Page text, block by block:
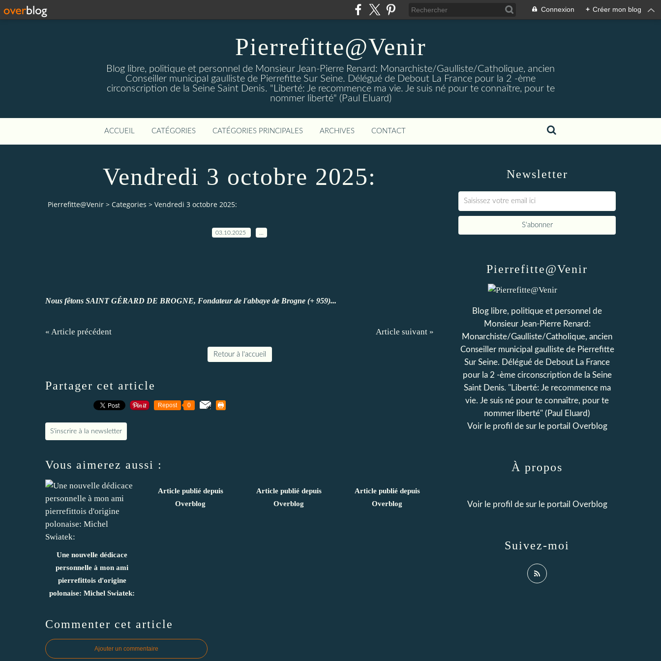
Connexion + Créer mon blog
Pierrefitte@Venir
Blog libre, politique et personnel de Monsieur Jean-Pierre Renard: Monarchiste/Gaulliste/Catholique, ancien
Conseiller municipal gaulliste de Pierrefitte Sur Seine. Délégué de Debout La France pour la 2 -ème
circonscription de la Seine Saint Denis. "Liberté: Je recommence ma vie. Je suis né pour te connaître, pour te
nommer liberté" (Paul Eluard)
ACCUEIL CATÉGORIES CATÉGORIES PRINCIPALES ARCHIVES CONTACT
Vendredi 3 octobre 2025:
Pierrefitte@Venir > Categories > Vendredi 3 octobre 2025:
03.10.2025
Nous fêtons SAINT GÉRARD DE BROGNE, Fondateur de l'abbaye de Brogne (+ 959)...
« Article précédent Article suivant »
Retour à l'accueil
Partager cet article
Repost 0
S'inscrire à la newsletter
Vous aimerez aussi :
Une nouvelle dédicace
personnelle à mon ami
pierrefittois d'origine
polonaise: Michel Swiatek:
Article publié depuis
Overblog
Article publié depuis
Overblog
Article publié depuis
Overblog
Commenter cet article
Ajouter un commentaire
Newsletter
Pierrefitte@Venir
Blog libre, politique et personnel de
Monsieur Jean-Pierre Renard:
Monarchiste/Gaulliste/Catholique, ancien
Conseiller municipal gaulliste de Pierrefitte
Sur Seine. Délégué de Debout La France
pour la 2 -ème circonscription de la Seine
Saint Denis. "Liberté: Je recommence ma
vie. Je suis né pour te connaître, pour te
nommer liberté" (Paul Eluard)
Voir le profil de sur le portail Overblog
Suivez-moi
À propos
Voir le profil de sur le portail Overblog